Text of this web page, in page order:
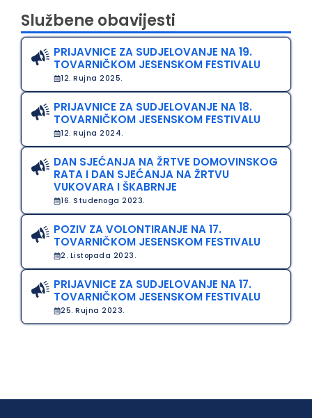
Službene obavijesti
PRIJAVNICE ZA SUDJELOVANJE NA 19.
TOVARNIČKOM JESENSKOM FESTIVALU
12. Rujna 2025.
PRIJAVNICE ZA SUDJELOVANJE NA 18.
TOVARNIČKOM JESENSKOM FESTIVALU
12. Rujna 2024.
DAN SJEĆANJA NA ŽRTVE DOMOVINSKOG
RATA I DAN SJEĆANJA NA ŽRTVU
VUKOVARA I ŠKABRNJE
16. Studenoga 2023.
POZIV ZA VOLONTIRANJE NA 17.
TOVARNIČKOM JESENSKOM FESTIVALU
2. Listopada 2023.
PRIJAVNICE ZA SUDJELOVANJE NA 17.
TOVARNIČKOM JESENSKOM FESTIVALU
25. Rujna 2023.